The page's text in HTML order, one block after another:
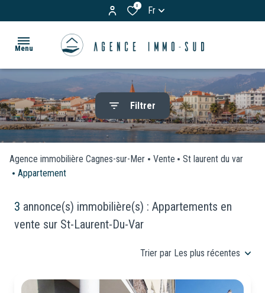
0 Fr
Menu
ACCUEIL
ACHETER
Appartements
Maisons
& Villas
Terrains
Garages
Locaux
LOUER
VENDUS
ESTIMATION
CONSEILLERS
Filtrer
Agence immobilière Cagnes-sur-Mer Vente
St laurent du var
Appartement
3 annonce(s) immobilière(s) : Appartements en
vente sur St-Laurent-Du-Var
Trier par Les plus récentes